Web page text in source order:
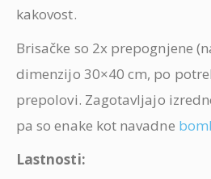
kakovost.
Brisačke so 2x prepognjene
dimenzijo 30×40 cm, po
prepolovi. Zagotavljajo
pa so enake kot navadne
Lastnosti: